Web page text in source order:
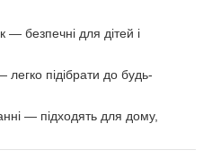
— безпечні для дітей і
легко підібрати до будь-
— підходять для дому,